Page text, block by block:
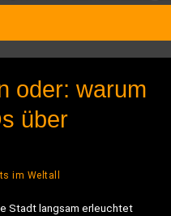
oder: warum
über
im Weltall
Stadt langsam erleuchtet